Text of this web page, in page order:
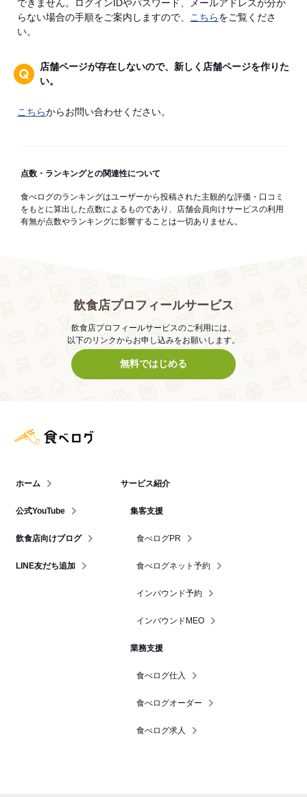
できません。ログインIDやパスワード、メールアドレスが分か
らない場合の手順をご案内しますので、
こちらをご覧くださ
い。
店舗ページが存在しないので、新しく店舗ページを作りた
い。
こちらからお問い合わせください。
点数・ランキングとの関連性について
食べログのランキングはユーザーから投稿された主観的な評価・口コミ
をもとに算出した点数によるものであり、店舗会員向けサービスの利用
有無が点数やランキングに影響することは一切ありません。
飲食店プロフィールサービス
飲食店プロフィールサービスのご利用には、
以下のリンクからお申し込みをお願いします。
無料ではじめる
ホーム
公式YouTube
飲食店向けブログ
LINE友だち追加
サービス紹介
集客支援
食べログPR
食べログネット予約
インバウンド予約
インバウンドMEO
業務支援
食べログ仕入
食べログオーダー
食べログ求人